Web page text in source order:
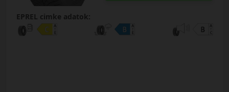
EPREL cimke adatok: